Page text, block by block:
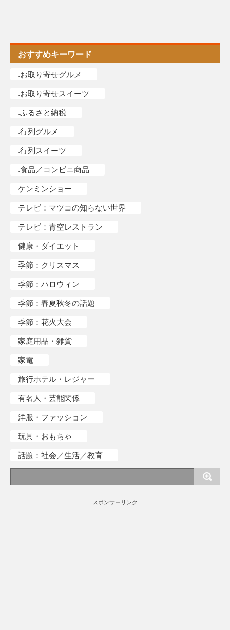
おすすめキーワード
.お取り寄せグルメ
.お取り寄せスイーツ
.ふるさと納税
.行列グルメ
.行列スイーツ
.食品／コンビニ商品
ケンミンショー
テレビ：マツコの知らない世界
テレビ：青空レストラン
健康・ダイエット
季節：クリスマス
季節：ハロウィン
季節：春夏秋冬の話題
季節：花火大会
家庭用品・雑貨
家電
旅行ホテル・レジャー
有名人・芸能関係
洋服・ファッション
玩具・おもちゃ
話題：社会／生活／教育
スポンサーリンク